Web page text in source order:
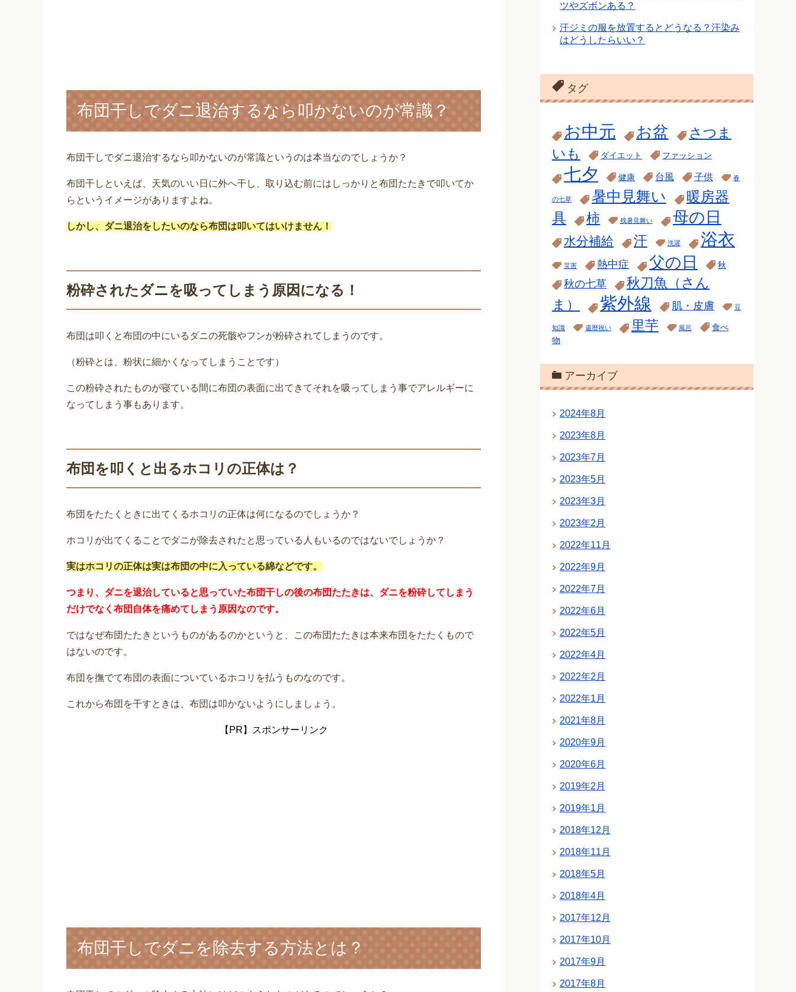
布団干しでダニ退治するなら叩かないのが常識？
布団干しでダニ退治するなら叩かないのが常識というのは本当なのでしょうか？
布団干しといえば、天気のいい日に外へ干し、取り込む前にはしっかりと布団たたきで叩いてか
らというイメージがありますよね。
しかし、ダニ退治をしたいのなら布団は叩いてはいけません！
粉砕されたダニを吸ってしまう原因になる！
布団は叩くと布団の中にいるダニの死骸やフンが粉砕されてしまうのです。
（粉砕とは、粉状に細かくなってしまうことです）
この粉砕されたものが寝ている間に布団の表面に出てきてそれを吸ってしまう事でアレルギーに
なってしまう事もあります。
布団を叩くと出るホコリの正体は？
布団をたたくときに出てくるホコリの正体は何になるのでしょうか？
ホコリが出てくることでダニが除去されたと思っている人もいるのではないでしょうか？
実はホコリの正体は実は布団の中に入っている綿などです。
つまり、ダニを退治していると思っていた布団干しの後の布団たたきは、ダニを粉砕してしまう
だけでなく布団自体を痛めてしまう原因なのです。
ではなぜ布団たたきというものがあるのかというと、この布団たたきは本来布団をたたくもので
はないのです。
布団を撫でて布団の表面についているホコリを払うものなのです。
これから布団を干すときは、布団は叩かないようにしましょう。
【PR】スポンサーリンク
布団干しでダニを除去する方法とは？
ツやズボンある？
汗ジミの服を放置するとどうなる？汗染み
はどうしたらいい？
タグ
お中元 お盆
さつま
いも
ダイエット ファッション
七夕 健康 台風 子供 春
の七草 暑中見舞い
暖房器
具
柿 残暑見舞い 母の日
水分補給 汗 洗濯 浴衣
災害 熱中症 父の日 秋
秋の七草
秋刀魚（さん
ま）
紫外線 肌・皮膚 豆
知識 還暦祝い 里芋 風呂
食べ
物
アーカイブ
2024年8月
2023年8月
2023年7月
2023年5月
2023年3月
2023年2月
2022年11月
2022年9月
2022年7月
2022年6月
2022年5月
2022年4月
2022年2月
2022年1月
2021年8月
2020年9月
2020年6月
2019年2月
2019年1月
2018年12月
2018年11月
2018年5月
2018年4月
2017年12月
2017年10月
2017年9月
2017年8月